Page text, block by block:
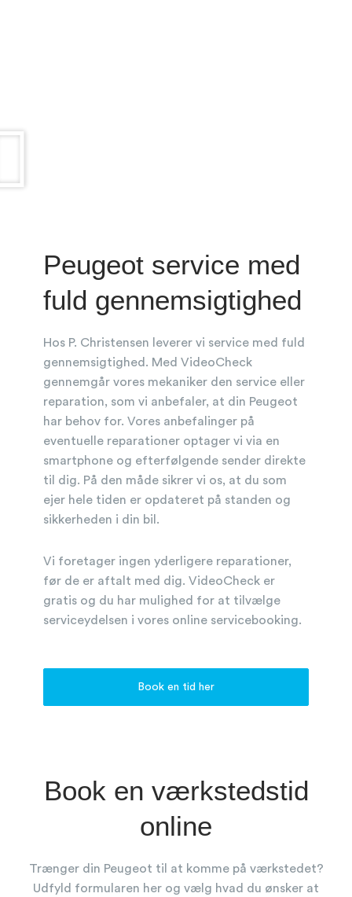
Peugeot service med
fuld gennemsigtighed
Hos P. Christensen leverer vi service med fuld
gennemsigtighed. Med VideoCheck
gennemgår vores mekaniker den service eller
reparation, som vi anbefaler, at din Peugeot
har behov for. Vores anbefalinger på
eventuelle reparationer optager vi via en
smartphone og efterfølgende sender direkte
til dig. På den måde sikrer vi os, at du som
ejer hele tiden er opdateret på standen og
sikkerheden i din bil.
Vi foretager ingen yderligere reparationer,
før de er aftalt med dig. VideoCheck er
gratis og du har mulighed for at tilvælge
serviceydelsen i vores online servicebooking.
Book en tid her
Book en værkstedstid
online
Trænger din Peugeot til at komme på værkstedet?
Udfyld formularen her og vælg hvad du ønsker at